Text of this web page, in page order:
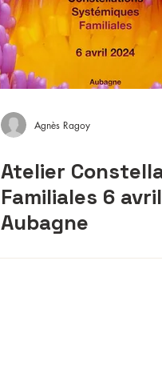
Agnès Ragoy
Atelier
Familiales 6
Aubagne